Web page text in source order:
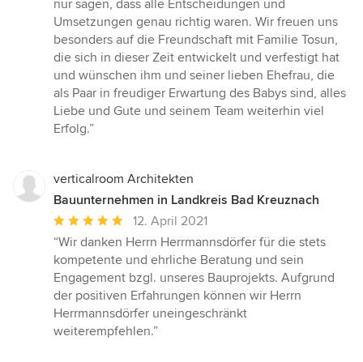
nur sagen, dass alle Entscheidungen und
Umsetzungen genau richtig waren. Wir freuen uns
besonders auf die Freundschaft mit Familie Tosun,
die sich in dieser Zeit entwickelt und verfestigt hat
und wünschen ihm und seiner lieben Ehefrau, die
als Paar in freudiger Erwartung des Babys sind, alles
Liebe und Gute und seinem Team weiterhin viel
Erfolg.”
verticalroom Architekten
Bauunternehmen in Landkreis Bad Kreuznach
Durchschnittliche
Bewertung:
5
von
5
Sternen
12. April 2021
“Wir danken Herrn Herrmannsdörfer für die stets
kompetente und ehrliche Beratung und sein
Engagement bzgl. unseres Bauprojekts. Aufgrund
der positiven Erfahrungen können wir Herrn
Herrmannsdörfer uneingeschränkt
weiterempfehlen.”